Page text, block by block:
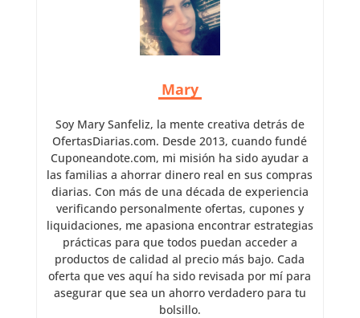
Mary
Soy Mary Sanfeliz, la mente creativa detrás de
OfertasDiarias.com. Desde 2013, cuando fundé
Cuponeandote.com, mi misión ha sido ayudar a
las familias a ahorrar dinero real en sus compras
diarias. Con más de una década de experiencia
verificando personalmente ofertas, cupones y
liquidaciones, me apasiona encontrar estrategias
prácticas para que todos puedan acceder a
productos de calidad al precio más bajo. Cada
oferta que ves aquí ha sido revisada por mí para
asegurar que sea un ahorro verdadero para tu
bolsillo.